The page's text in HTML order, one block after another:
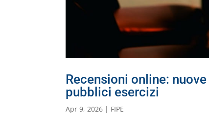
Recensioni online:
pubblici esercizi
Apr 9, 2026 | FIPE